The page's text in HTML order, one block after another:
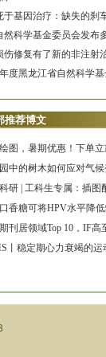
于基因治疗：缺失的刹
然科学基金委员会发布
伤修复有了新的非注射
度黑龙江省自然科学
推荐博文
图，暑期优惠！下单立
中的树木如何应对气
研 | 工科生专属：插图
香糖可将HPV水平降低
刊居领域Top 10，IF高
丨稳定期心力衰竭的